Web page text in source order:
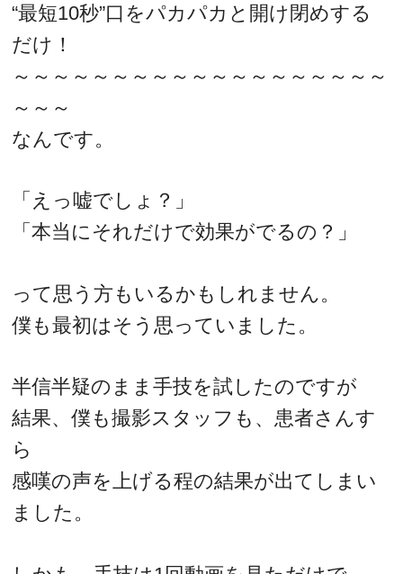
“最短10秒”口をパカパカと開け閉めする
だけ！
～～～～～～～～～～～～～～～～～～～
～～～
なんです。
「えっ嘘でしょ？」
「本当にそれだけで効果がでるの？」
って思う方もいるかもしれません。
僕も最初はそう思っていました。
半信半疑のまま手技を試したのですが
結果、僕も撮影スタッフも、患者さんす
ら
感嘆の声を上げる程の結果が出てしまい
ました。